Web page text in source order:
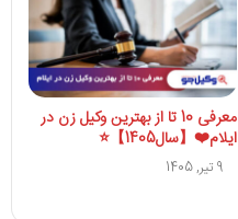
معرفی 10 تا از بهترین وکیل زن در
ایلام❤️【سال1405】⭐
9 تیر, 1405